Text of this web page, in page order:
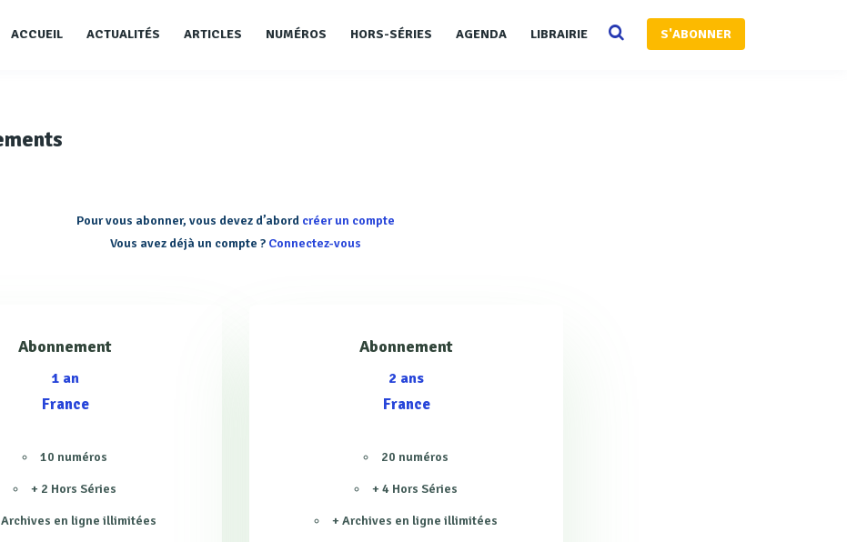
ACCUEIL ACTUALITÉS ARTICLES NUMÉROS HORS-SÉRIES AGENDA LIBRAIRIE S'ABONNER
Pour vous abonner, vous devez d’abord créer un compte
Vous avez déjà un compte ? Connectez-vous
Abonnement
1 an
France
10 numéros
+ 2 Hors Séries
en ligne illimitées
Abonnement
2 ans
France
20 numéros
+ 4 Hors Séries
+ Archives en ligne illimitées